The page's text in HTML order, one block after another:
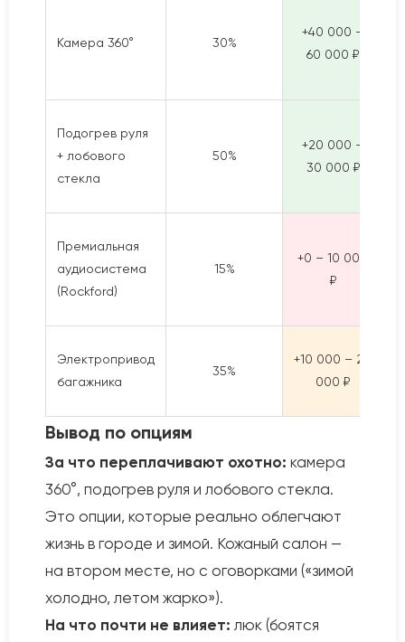
Камера 360° 30%
+40 000 –
60 000 ₽
Подогрев руля
+ лобового
стекла
50%
+20 000 –
30 000 ₽
Премиальная
аудиосистема
(Rockford)
15%
+0 – 10 000
₽
Электропривод
багажника
35%
+10 000 – 20
000 ₽
Вывод по опциям
За что переплачивают охотно: камера
360°, подогрев руля и лобового стекла.
Это опции, которые реально облегчают
жизнь в городе и зимой. Кожаный салон —
на втором месте, но с оговорками («зимой
холодно, летом жарко»).
На что почти не влияет: люк (боятся